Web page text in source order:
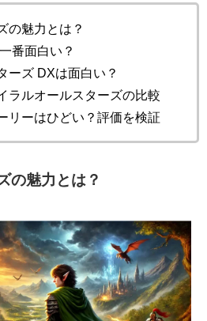
の魅力とは？
番面白い？
ーズ DXは面白い？
ラルオールスターズの比較
リーはひどい？評価を検証
の魅力とは？